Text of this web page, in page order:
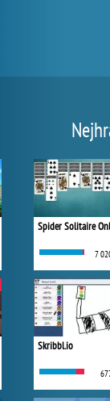
Spider Solitaire
7
Skribbl.io